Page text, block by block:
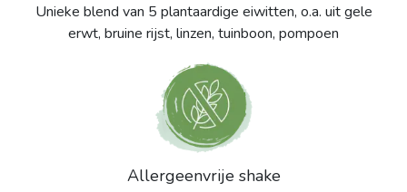
Unieke blend van 5 plantaardige eiwitten, o.a. uit gele
erwt, bruine rijst, linzen, tuinboon, pompoen
Allergeenvrije shake